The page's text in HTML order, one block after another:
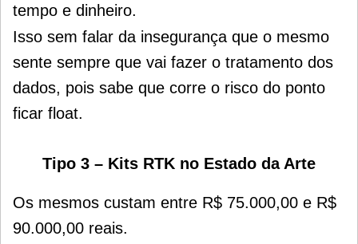
tempo e dinheiro.
Isso sem falar da insegurança que o mesmo
sente sempre que vai fazer o tratamento dos
dados, pois sabe que corre o risco do ponto
ficar float.
Tipo 3 – Kits RTK no Estado da Arte
Os mesmos custam entre R$ 75.000,00 e R$
90.000,00 reais.